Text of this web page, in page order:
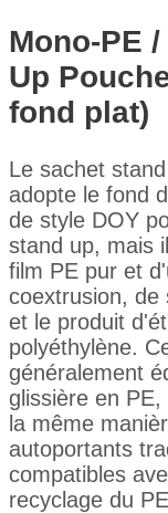
Mono-PE
Up
fond plat)
Le sachet
adopte le fond
de style DOY
stand up, mais
film PE pur et
coextrusion, de
et le produit
polyéthylène.
généralement
glissière en
la même
autoportants
compatibles
recyclage du